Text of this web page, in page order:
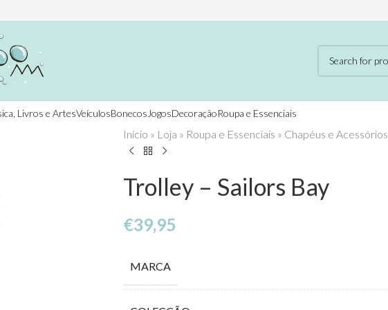
Livros e ArtesVeículosBonecos JogosDecoraçãoRoupa e Essenciais
Início » Loja » Roupa e Essenciais » Chapéus e Acessórios
Trolley – Sailors Bay
€39,95
MARCA